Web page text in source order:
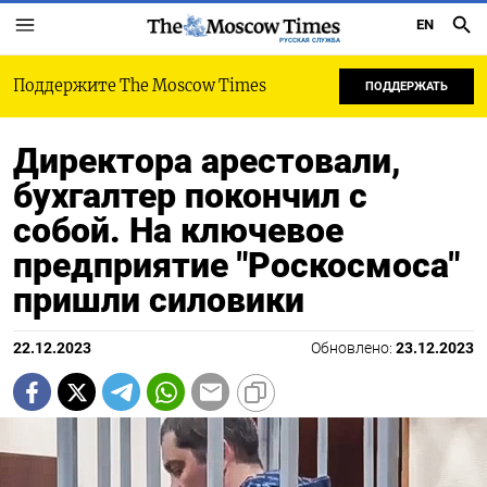
РУССКАЯ СЛУЖБА
EN
Поддержите The Moscow Times ПОДДЕРЖАТЬ
Директора арестовали,
бухгалтер покончил с
собой. На ключевое
предприятие "Роскосмоса"
пришли силовики
22.12.2023 Обновлено: 23.12.2023